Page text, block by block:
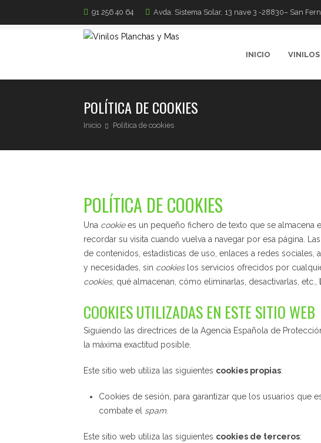
91 256 40 64 Avda. Sistema Solar, 13 nave 3 -28830– San
INICIO VINILOS
POLÍTICA DE COOKIES
Inicio Política de cookies
POLÍTICA DE COOKIES
Una cookiees un pequeño fichero de texto que se almacena
recordar su visita cuando vuelva a navegar por esa página. Las
de contenidos, estadísticas de uso, enlaces a redes sociales,
y necesidades, sin cookieslos servicios ofrecidos por
cookies, qué almacenan, cómo eliminarlas, desactivarlas, etc.,
COOKIES UTILIZADAS EN ESTE SITIO WEB
Siguiendo las directrices de la Agencia Española de
la máxima exactitud posible.
Este sitio web utiliza las siguientes cookies propias:
Cookies de sesión, para garantizar que los usuarios que
combate el spam
Este sitio web utiliza las siguientes cookies de terceros: